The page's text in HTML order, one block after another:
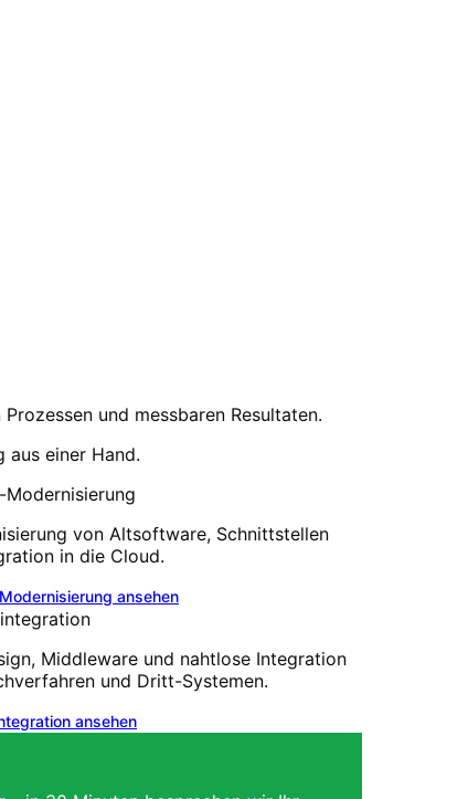
und messbaren Resultaten.
aus einer Hand.
Modernisierung
von Altsoftware, Schnittstellen
in die Cloud.
ansehen
Middleware und nahtlose Integration
und Dritt-Systemen.
ansehen